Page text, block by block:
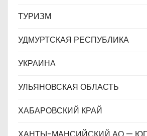
ТУРИЗМ
УДМУРТСКАЯ РЕСПУБЛИКА
УКРАИНА
УЛЬЯНОВСКАЯ ОБЛАСТЬ
ХАБАРОВСКИЙ КРАЙ